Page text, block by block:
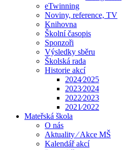
eTwinning
Noviny, reference, TV
Knihovna
Školní časopis
Sponzoři
Výsledky sběru
Školská rada
Historie akcí
2024⁄2025
2023⁄2024
2022⁄2023
2021⁄2022
Mateřská škola
O nás
Aktuality ⁄ Akce MŠ
Kalendář akcí